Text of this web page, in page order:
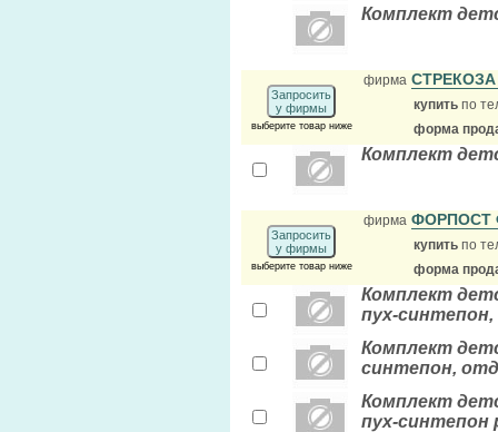
Комплект
Запросить
у фирмы
выберите товар ниже
фирма
купить по
форма
Комплект
Запросить
у фирмы
выберите товар ниже
фирма ФОРПОСТ
купить по
форма
Комплект
пух-
Комплект
синтепон,
Комплект
пух-синтепон